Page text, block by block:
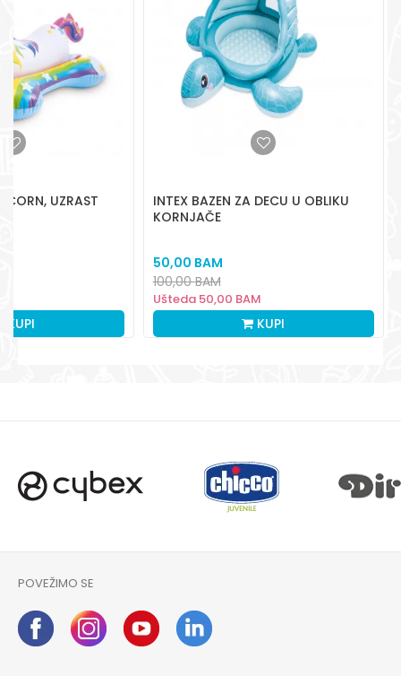
aksaonlinebih@aksabih.ba
UZRAST
KUPI
INTEX BAZEN ZA DECU U OBLIKU
KORNJAČE
50,00 BAM
Ušteda50,00 BAM
100,00BAM
KUPI
POVEŽIMO SE